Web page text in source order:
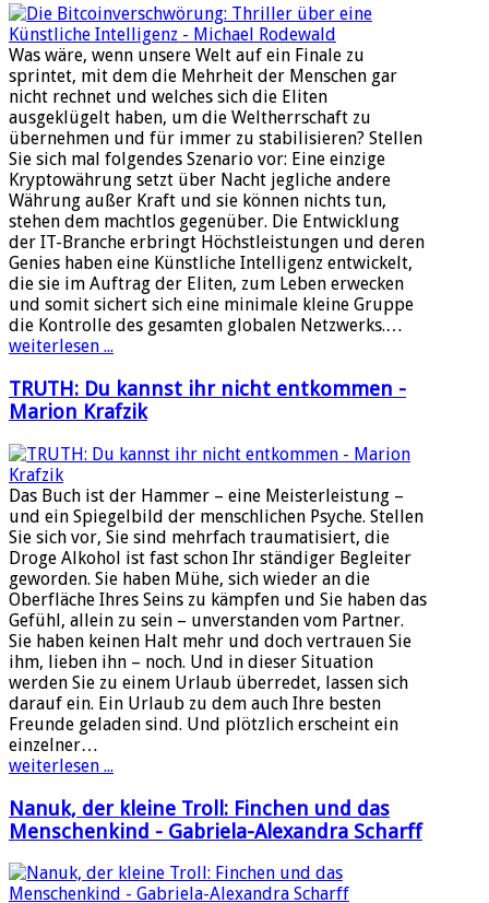
Was wäre, wenn unsere Welt auf ein Finale zu
sprintet, mit dem die Mehrheit der Menschen gar
nicht rechnet und welches sich die Eliten
ausgeklügelt haben, um die Weltherrschaft zu
übernehmen und für immer zu stabilisieren? Stellen
Sie sich mal folgendes Szenario vor: Eine einzige
Kryptowährung setzt über Nacht jegliche andere
Währung außer Kraft und sie können nichts tun,
stehen dem machtlos gegenüber. Die Entwicklung
der IT-Branche erbringt Höchstleistungen und deren
Genies haben eine Künstliche Intelligenz entwickelt,
die sie im Auftrag der Eliten, zum Leben erwecken
und somit sichert sich eine minimale kleine Gruppe
die Kontrolle des gesamten globalen Netzwerks.…
weiterlesen ...
TRUTH: Du kannst ihr nicht entkommen -
Marion Krafzik
Das Buch ist der Hammer – eine Meisterleistung –
und ein Spiegelbild der menschlichen Psyche. Stellen
Sie sich vor, Sie sind mehrfach traumatisiert, die
Droge Alkohol ist fast schon Ihr ständiger Begleiter
geworden. Sie haben Mühe, sich wieder an die
Oberfläche Ihres Seins zu kämpfen und Sie haben das
Gefühl, allein zu sein – unverstanden vom Partner.
Sie haben keinen Halt mehr und doch vertrauen Sie
ihm, lieben ihn – noch. Und in dieser Situation
werden Sie zu einem Urlaub überredet, lassen sich
darauf ein. Ein Urlaub zu dem auch Ihre besten
Freunde geladen sind. Und plötzlich erscheint ein
einzelner…
weiterlesen ...
Nanuk, der kleine Troll: Finchen und das
Menschenkind - Gabriela-Alexandra Scharff